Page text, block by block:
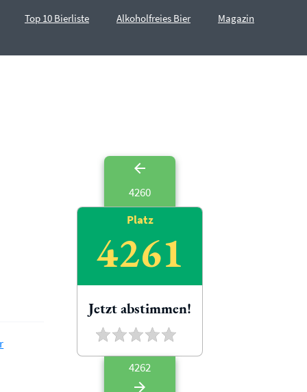
Top 10 Bierliste Alkoholfreies Bier Magazin
4260
Platz
4261
Jetzt abstimmen!
4262